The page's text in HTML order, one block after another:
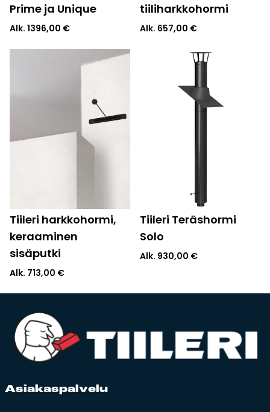
Prime ja Unique
Alk. 1396,00 €
tiiliharkkohormi
Alk. 657,00 €
Tiileri harkkohormi,
keraaminen
sisäputki
Alk. 713,00 €
Tiileri Teräshormi
Solo
Alk. 930,00 €
Asia­kas­pal­ve­lu